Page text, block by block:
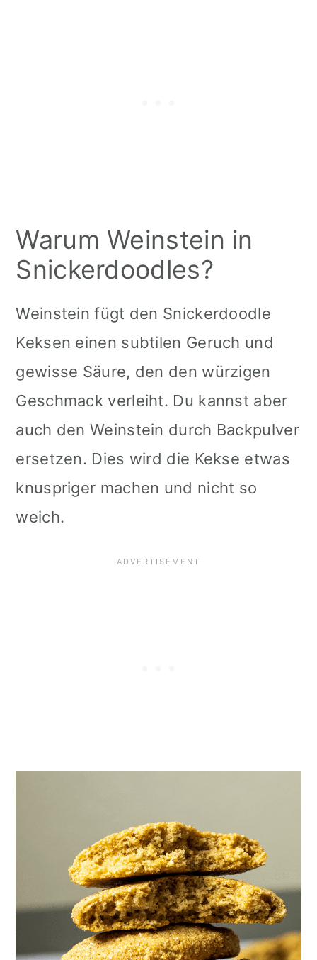
Warum Weinstein in
Snickerdoodles?
Weinstein fügt den Snickerdoodle
Keksen einen subtilen Geruch und
gewisse Säure, den den würzigen
Geschmack verleiht. Du kannst aber
auch den Weinstein durch Backpulver
ersetzen. Dies wird die Kekse etwas
knuspriger machen und nicht so
weich.